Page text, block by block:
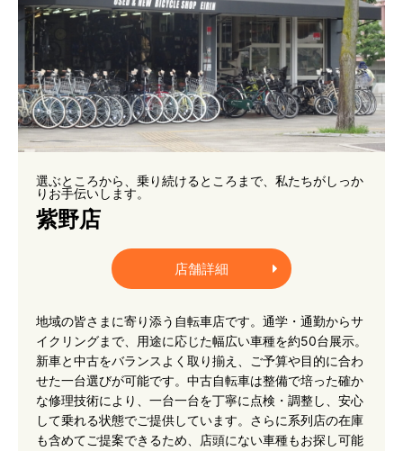
選ぶところから、乗り続けるところまで、私たちがしっか
りお手伝いします。
紫野店
店舗詳細
地域の皆さまに寄り添う自転車店です。通学・通勤からサ
イクリングまで、用途に応じた幅広い車種を約50台展示。
新車と中古をバランスよく取り揃え、ご予算や目的に合わ
せた一台選びが可能です。中古自転車は整備で培った確か
な修理技術により、一台一台を丁寧に点検・調整し、安心
して乗れる状態でご提供しています。さらに系列店の在庫
も含めてご提案できるため、店頭にない車種もお探し可能